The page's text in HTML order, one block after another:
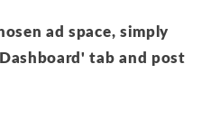
ad space, simply
tab and post